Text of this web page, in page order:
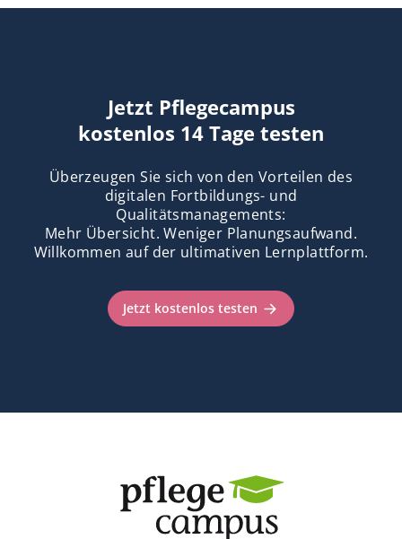
Jetzt Pflegecampus
kostenlos 14 Tage testen
Überzeugen Sie sich von den Vorteilen des
digitalen Fortbildungs- und
Qualitätsmanagements:
Mehr Übersicht. Weniger Planungsaufwand.
Willkommen auf der ultimativen Lernplattform.
Jetzt kostenlos testen